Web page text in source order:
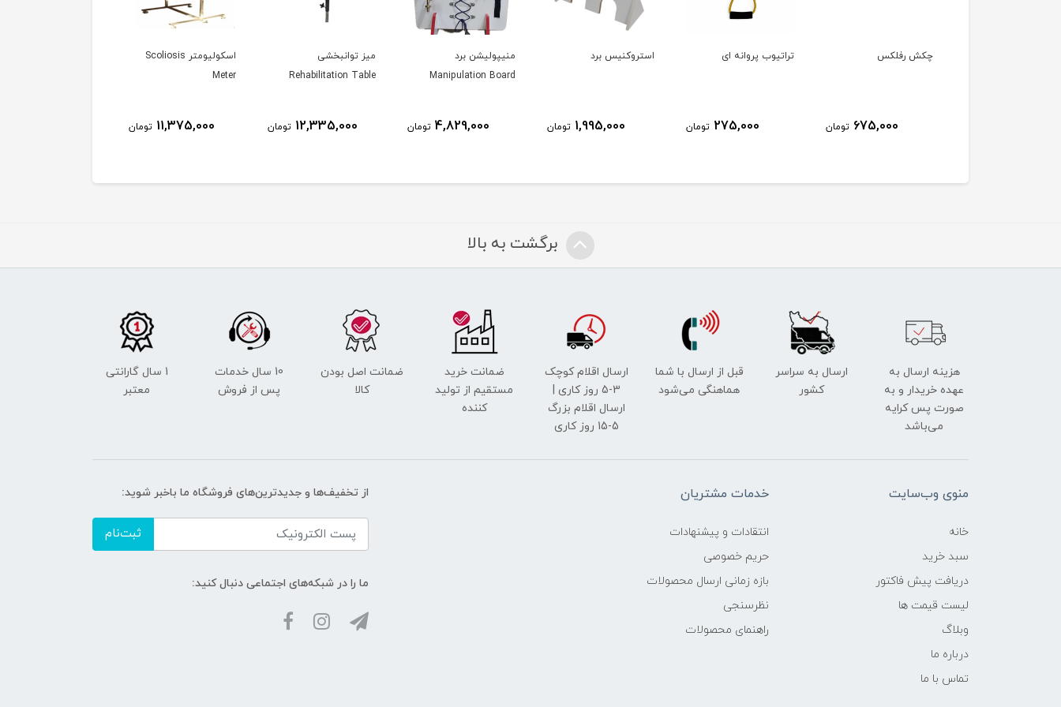
چکش رفلکس
675,000 تومان
تراتیوب پروانه ای
275,000 تومان
استروکنيس برد
1,995,000 تومان
منیپولیشن برد
Manipulation Board
4,829,000 تومان
میز توانبخشی
Rehabilitation Table
12,335,000 تومان
اسکولیومتر Scoliosis
Meter
11,375,000 تومان
برگشت به بالا
هزینه ارسال به
عهده خریدار و به
صورت پس کرایه
می‌باشد
ارسال به سراسر
کشور
قبل از ارسال با شما
هماهنگی می‌شود
ارسال اقلام کوچک
3-5 روز کاری |
ارسال اقلام بزرگ
5-15 روز کاری
ضمانت خرید
مستقیم از تولید
کننده
ضمانت اصل بودن
کالا
10 سال خدمات
پس از فروش
1 سال گارانتی
معتبر
منوی وب‌سایت
خانه
سبد خرید
دریافت پیش فاکتور
لیست قیمت ها
وبلاگ
درباره ما
تماس با ما
خدمات مشتریان
انتقادات و پیشنهادات
حریم خصوصی
بازه زمانی ارسال محصولات
نظرسنجی
راهنمای محصولات
از تخفیف‌ها و جدیدترین‌های فروشگاه ما باخبر شوید:
ثبت‌نام
ما را در شبکه‌های اجتماعی دنبال کنید: